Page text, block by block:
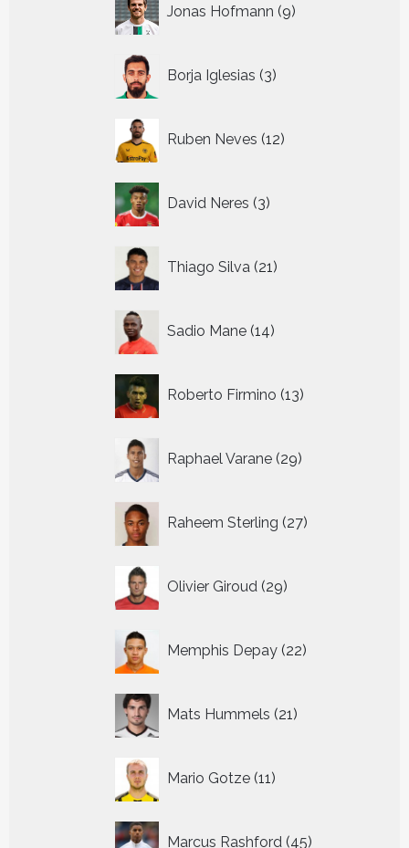
Jonas Hofmann 9
producten
Borja Iglesias 3
producten
Ruben Neves 12
producten
David Neres 3
producten
Thiago Silva 21
producten
Sadio Mane 14
producten
Roberto Firmino 13
producten
Raphael Varane 29
producten
Raheem Sterling 27
producten
Olivier Giroud 29
producten
Memphis Depay 22
producten
Mats Hummels 21
producten
Mario Gotze 11
producten
Marcus Rashford 45